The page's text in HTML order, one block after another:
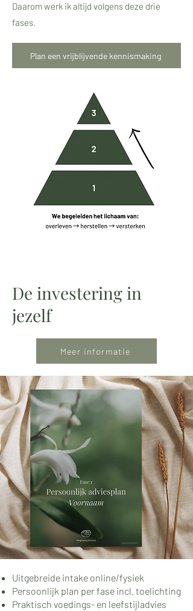
Daarom werk ik altijd volgens deze drie
fases.
Plan een vrijblijvende kennismaking
De investering in
jezelf
Meer informatie
Uitgebreide intake online/fysiek
Persoonlijk plan per fase incl. toelichting
Praktisch voedings- en leefstijladvies